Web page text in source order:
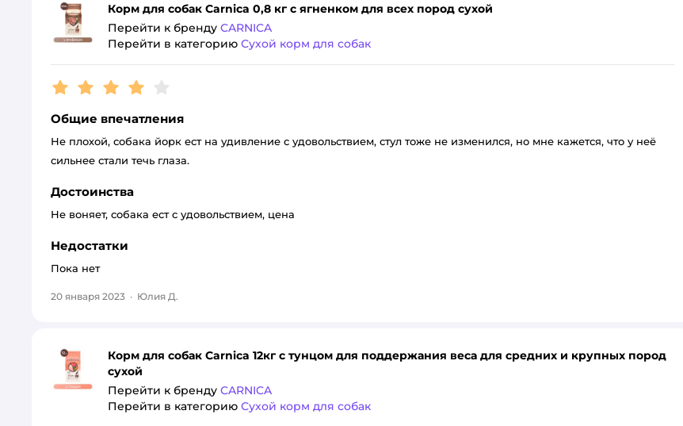
Корм для собак Carnica 0,8 кг с ягненком для всех пород сухой
Перейти к бренду CARNICA
Перейти в категорию Сухой корм для собак
Рейтинг:4
Общие впечатления
Не плохой, собака йорк ест на удивление с удовольствием, стул тоже не изменился, но мне кажется, что у неё
сильнее стали течь глаза.
Достоинства
Не воняет, собака ест с удовольствием, цена
Недостатки
Пока нет
20 января 2023 · Юлия Д.
Корм для собак Carnica 12кг с тунцом для поддержания веса для средних и крупных пород
сухой
Перейти к бренду CARNICA
Перейти в категорию Сухой корм для собак